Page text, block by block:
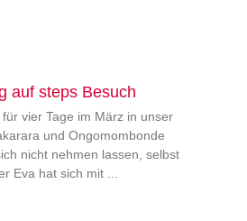
auf steps Besuch
vier Tage im März in unser
und Ongomombonde
nicht nehmen lassen, selbst
Eva hat sich mit